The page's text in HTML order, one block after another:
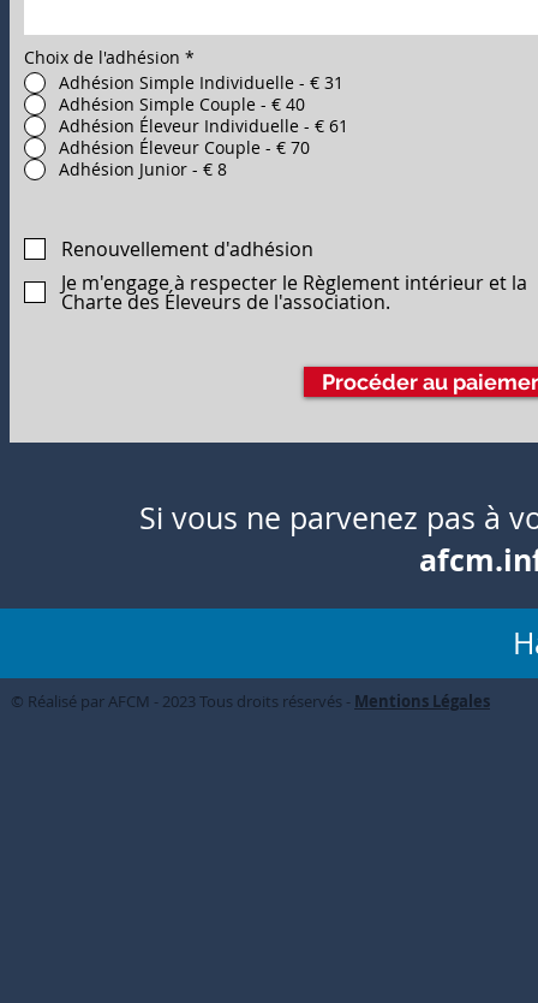
Choix de l'adhésion *
Adhésion Simple Individuelle - € 31
Adhésion Simple Couple - € 40
Adhésion Éleveur Individuelle - € 61
Adhésion Éleveur Couple - € 70
Adhésion Junior - € 8
Renouvellement d'adhésion
Je m'engage à respecter le Règlement intérieur et la
Charte des Éleveurs de l'association.
Procéder au
Si vous ne parvenez pas à
© Réalisé par AFCM - 2023 Tous droits réservés - Mentions Légales